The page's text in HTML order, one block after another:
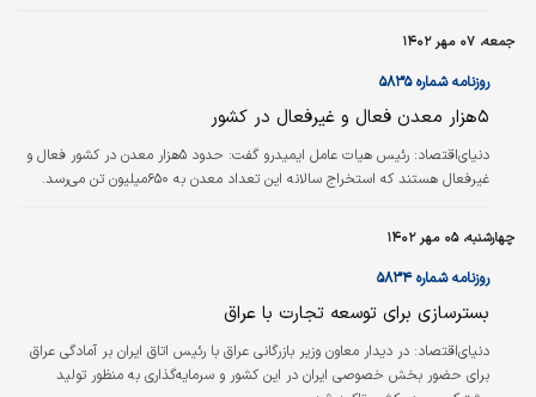
واحد به بهره‌‌‌برداری رسیده است. براساس خبری که در این باره در «ایسنا» منتشر شده
است، معاون وزیر راه وشهرسازی و مدیرعامل شرکت بازآفرینی شهری ایران، در این باره
اعلام کرد: وزارت راه وشهرسازی درصدد…
جمعه، ۰۷ مهر ۱۴۰۲
روزنامه شماره ۵۸۳۵
۵‌هزار معدن فعال و غیرفعال در کشور
دنیای‌اقتصاد: رئیس هیات عامل ایمیدرو گفت: حدود ۵‌هزار معدن در کشور فعال و
غیرفعال هستند که استخراج سالانه این تعداد معدن به ۶۵۰میلیون تن می‌رسد.
چهارشنبه، ۰۵ مهر ۱۴۰۲
روزنامه شماره ۵۸۳۴
بسترسازی برای توسعه تجارت با عراق
دنیای‌اقتصاد: در دیدار معاون وزیر بازرگانی عراق با رئیس اتاق ایران بر آمادگی عراق
برای حضور بخش خصوصی ایران در این کشور و سرمایه‌گذاری به منظور تولید